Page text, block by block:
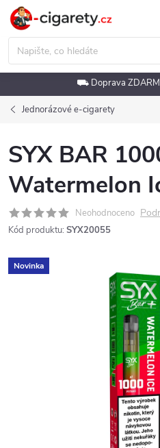
Přejít
obsah
⛟ Doprava
Jednorázové e-cigarety
SYX BAR
Watermelon
Neohodnoceno
Kód produktu: SYX20055
Novinka